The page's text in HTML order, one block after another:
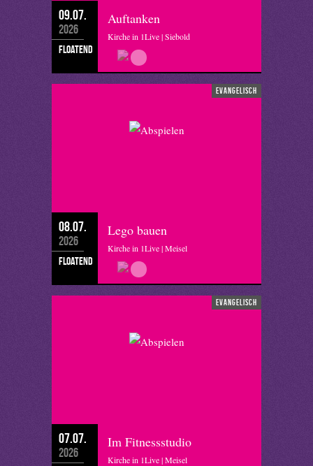
09.07.
2026
floatend
Auftanken
Kirche in 1Live | Siebold
evangelisch
08.07.
2026
floatend
Lego bauen
Kirche in 1Live | Meisel
evangelisch
07.07.
2026
Im Fitnessstudio
Kirche in 1Live | Meisel